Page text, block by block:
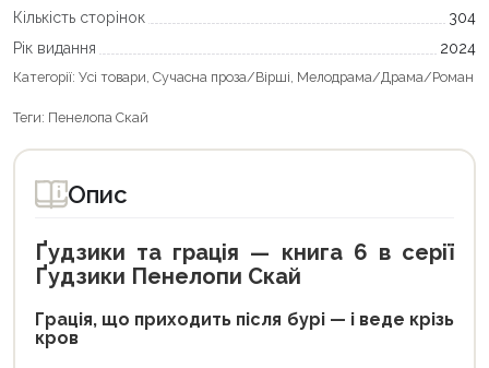
Кількість сторінок
304
Рік видання
2024
Категорії: Усі товари, Сучасна проза/Вірші, Мелодрама/Драма/Роман
Теги: Пенелопа Скай
Опис
Ґудзики та грація — книга 6 в серії
Ґудзики Пенелопи Скай
Грація, що приходить після бурі — і веде крізь
кров